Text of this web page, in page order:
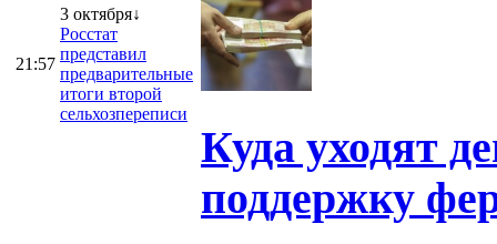
21:57
3 октября↓
Росстат
представил
предварительные
итоги второй
сельхозпереписи
Куда уходят
поддержку